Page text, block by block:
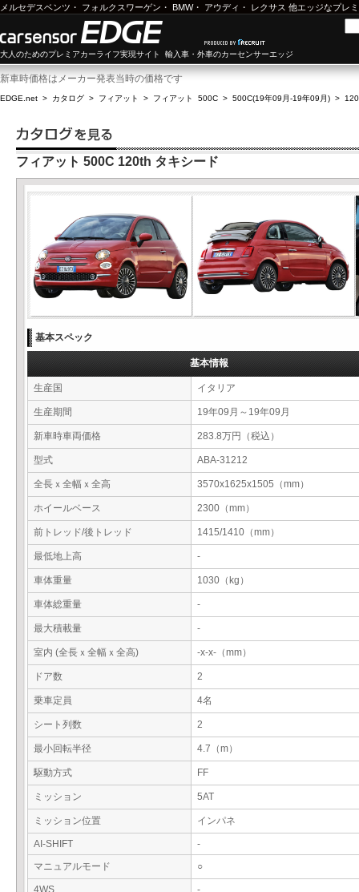
メルセデスベンツ ・ フォルクスワーゲン ・ BMW・ アウディ ・ レクサス 他エッジなプレ
大人のためのプレミアカーライフ実現サイト 輸入車・外車のカーセンサーエッジ
新車時価格はメーカー発表当時の価格です
EDGE.net > カタログ > フィアット > フィアット 500C > 500C(19年09月-19年09月) >
フィアット 500C 120th タキシード
基本スペック
基本情報
生産国 イタリア
生産期間 19年09月～19年09月
新車時車両価格 283.8万円（税込）
型式 ABA-31212
全長ｘ全幅ｘ全高 3570x1625x1505（mm）
ホイールベース 2300（mm）
前トレッド/後トレッド 1415/1410（mm）
最低地上高 -
車体重量 1030（kg）
車体総重量 -
最大積載量 -
室内 (全長ｘ全幅ｘ全高) -x-x-（mm）
ドア数 2
乗車定員 4名
シート列数 2
最小回転半径 4.7（m）
駆動方式 FF
ミッション 5AT
ミッション位置 インパネ
AI-SHIFT
-
マニュアルモード
○
4WS
-